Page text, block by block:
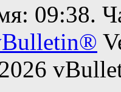
09:38.